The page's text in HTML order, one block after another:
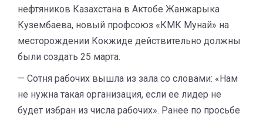
нефтяников Казахстана в Актобе Жанжарыка
Кузембаева, новый профсоюз «КМК Мунай» на
месторождении Кокжиде действительно должны
были создать 25 марта.
— Сотня рабочих вышла из зала со словами: «Нам
не нужна такая организация, если ее лидер не
будет избран из числа рабочих». Ранее по просьбе